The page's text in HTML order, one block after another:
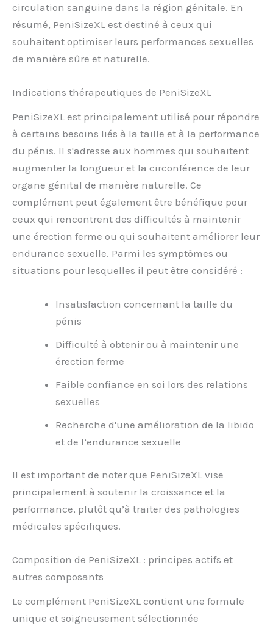
circulation sanguine dans la région génitale. En
résumé, PeniSizeXL est destiné à ceux qui
souhaitent optimiser leurs performances sexuelles
de manière sûre et naturelle.
Indications thérapeutiques de PeniSizeXL
PeniSizeXL est principalement utilisé pour répondre
à certains besoins liés à la taille et à la performance
du pénis. Il s'adresse aux hommes qui souhaitent
augmenter la longueur et la circonférence de leur
organe génital de manière naturelle. Ce
complément peut également être bénéfique pour
ceux qui rencontrent des difficultés à maintenir
une érection ferme ou qui souhaitent améliorer leur
endurance sexuelle. Parmi les symptômes ou
situations pour lesquelles il peut être considéré :
Insatisfaction concernant la taille du
pénis
Difficulté à obtenir ou à maintenir une
érection ferme
Faible confiance en soi lors des relations
sexuelles
Recherche d'une amélioration de la libido
et de l’endurance sexuelle
Il est important de noter que PeniSizeXL vise
principalement à soutenir la croissance et la
performance, plutôt qu’à traiter des pathologies
médicales spécifiques.
Composition de PeniSizeXL : principes actifs et
autres composants
Le complément PeniSizeXL contient une formule
unique et soigneusement sélectionnée